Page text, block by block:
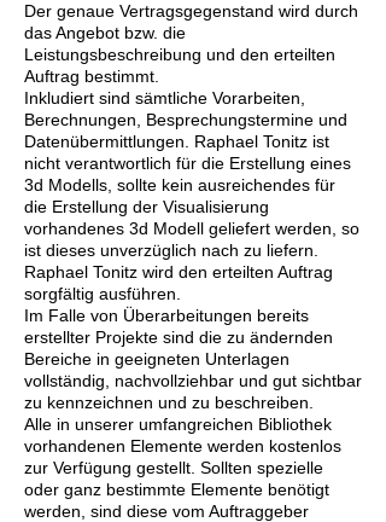
Der genaue Vertragsgegenstand wird durch
das Angebot bzw. die
Leistungsbeschreibung und den erteilten
Auftrag bestimmt.
Inkludiert sind sämtliche Vorarbeiten,
Berechnungen, Besprechungstermine und
Datenübermittlungen. Raphael Tonitz ist
nicht verantwortlich für die Erstellung eines
3d Modells, sollte kein ausreichendes für
die Erstellung der Visualisierung
vorhandenes 3d Modell geliefert werden, so
ist dieses unverzüglich nach zu liefern.
Raphael Tonitz wird den erteilten Auftrag
sorgfältig ausführen.
Im Falle von Überarbeitungen bereits
erstellter Projekte sind die zu ändernden
Bereiche in geeigneten Unterlagen
vollständig, nachvollziehbar und gut sichtbar
zu kennzeichnen und zu beschreiben.
Alle in unserer umfangreichen Bibliothek
vorhandenen Elemente werden kostenlos
zur Verfügung gestellt. Sollten spezielle
oder ganz bestimmte Elemente benötigt
werden, sind diese vom Auftraggeber